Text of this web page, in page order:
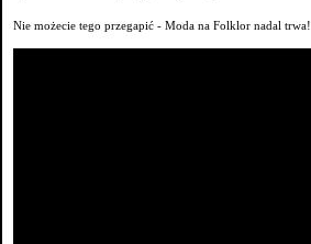
Nie możecie tego przegapić - Moda na Folklor nadal trwa!